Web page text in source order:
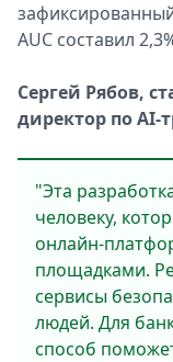
AUC составил
Сергей Рябов,
директор по AI-
"Эта
человеку,
онлайн-
площадками.
сервисы
людей. Для
способ